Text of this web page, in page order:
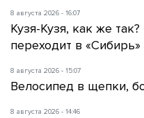
8 августа 2026 - 16:07
Кузя-Кузя, как же
переходит в «Сибирь»
8 августа 2026 - 15:07
Велосипед в щепки,
8 августа 2026 - 14:46